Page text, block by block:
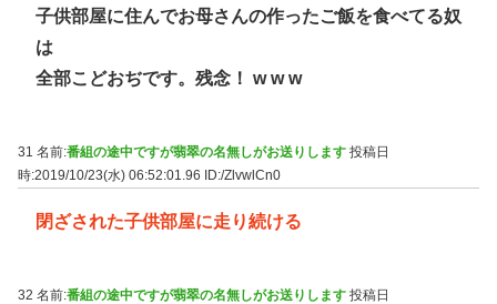
子供部屋に住んでお母さんの作ったご飯を食べてる奴
は
全部こどおぢです。残念！ w w w
31 名前:番組の途中ですが翡翠の名無しがお送りします 投稿日
時:2019/10/23(水) 06:52:01.96
ID:/ZlvwlCn0
閉ざされた子供部屋に走り続ける
32 名前:番組の途中ですが翡翠の名無しがお送りします 投稿日